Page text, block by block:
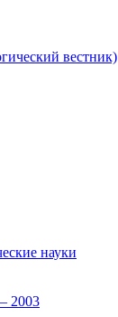
вестник)
науки
2003